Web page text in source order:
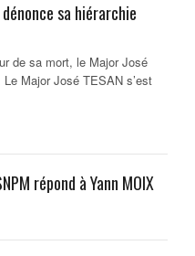
sa hiérarchie
de sa mort, le Major José
Major José TESAN s’est
répond à Yann MOIX